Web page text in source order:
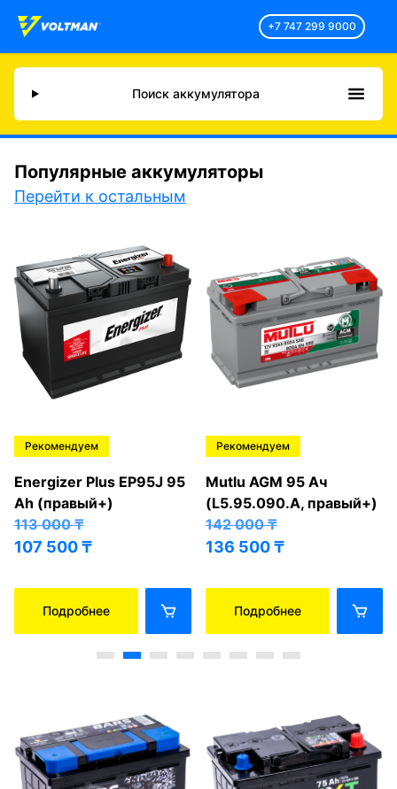
+7 747 299 9000
Поиск аккумулятора
Популярные аккумуляторы
Перейти к остальным
Рекомендуем
Energizer Plus EP95J 95
Ah (правый+)
113 000₸
107 500₸
Подробнее
Рекомендуем
Mutlu AGM 95 Ач
(L5.95.090.A, правый+)
142 000₸
136 500₸
Подробнее